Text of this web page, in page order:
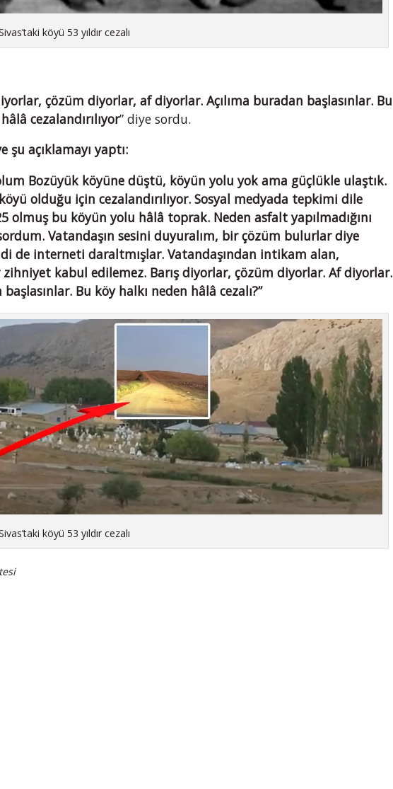
köyü 53 yıldır cezalı
çözüm diyorlar, af diyorlar. Açılıma buradan başlasınlar. Bu
cezalandırılıyor” diye sordu.
şu açıklamayı yaptı:
Bozüyük köyüne düştü, köyün yolu yok ama güçlükle ulaştık.
olduğu için cezalandırılıyor. Sosyal medyada tepkimi dile
olmuş bu köyün yolu hâlâ toprak. Neden asfalt yapılmadığını
Vatandaşın sesini duyuralım, bir çözüm bulurlar diye
de interneti daraltmışlar. Vatandaşından intikam alan,
zihniyet kabul edilemez. Barış diyorlar, çözüm diyorlar. Af diyorlar.
başlasınlar. Bu köy halkı neden hâlâ cezalı?”
köyü 53 yıldır cezalı